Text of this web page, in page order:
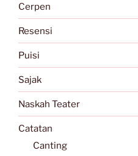
Cerpen
Resensi
Puisi
Sajak
Naskah Teater
Catatan
Canting